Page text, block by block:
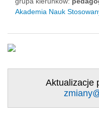
Akademia Nauk
Aktualizacje